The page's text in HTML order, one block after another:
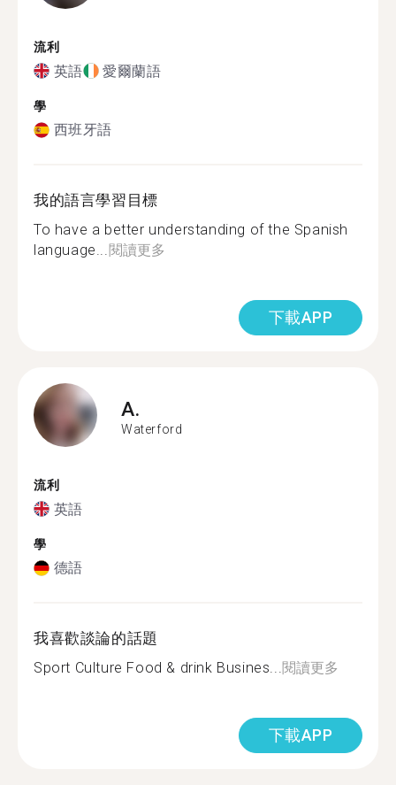
流利
英語 愛爾蘭語
學
西班牙語
我的語言學習目標
To have a better understanding of the Spanish
language...閱讀更多
下載APP
A.
Waterford
流利
英語
學
德語
我喜歡談論的話題
Sport Culture Food & drink Busines...閱讀更多
下載APP